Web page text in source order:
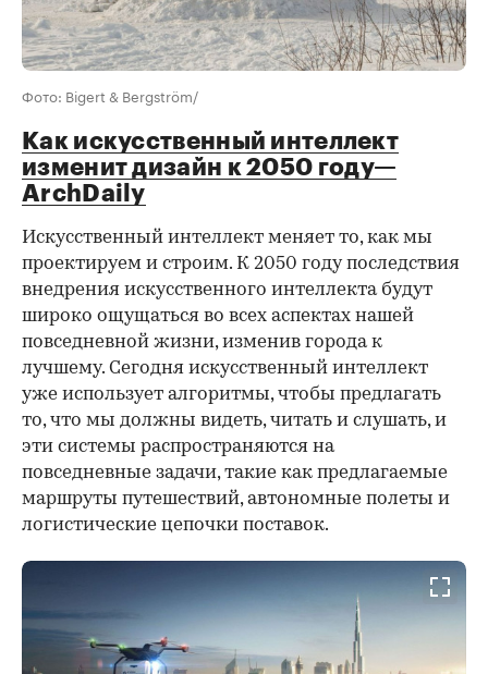
Фото: Bigert & Bergström/
Как искусственный интеллект
изменит дизайн к 2050 году—
ArchDaily
Искусственный интеллект меняет то, как мы
проектируем и строим. К 2050 году последствия
внедрения искусственного интеллекта будут
широко ощущаться во всех аспектах нашей
повседневной жизни, изменив города к
лучшему. Сегодня искусственный интеллект
уже использует алгоритмы, чтобы предлагать
то, что мы должны видеть, читать и слушать, и
эти системы распространяются на
повседневные задачи, такие как предлагаемые
маршруты путешествий, автономные полеты и
логистические цепочки поставок.